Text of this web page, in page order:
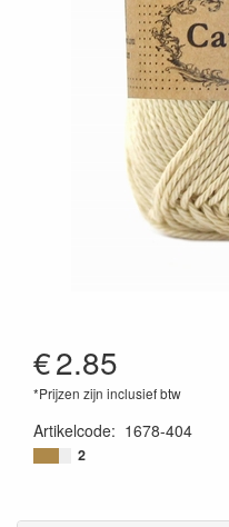
€2.85
*Prijzen zijn inclusief btw
Artikelcode: 1678-404
2